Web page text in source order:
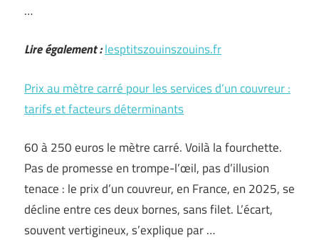
…
Lire également :lesptitszouinszouins.fr
Prix au mètre carré pour les services d’un couvreur :
tarifs et facteurs déterminants
60 à 250 euros le mètre carré. Voilà la fourchette.
Pas de promesse en trompe-l’œil, pas d’illusion
tenace : le prix d’un couvreur, en France, en 2025, se
décline entre ces deux bornes, sans filet. L’écart,
souvent vertigineux, s’explique par …